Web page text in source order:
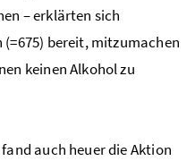
– erklärten sich
bereit, mitzumachen
keinen Alkohol zu
auch heuer die Aktion